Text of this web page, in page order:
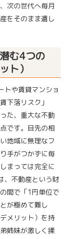
次の世代へ毎月
をそのまま遺し
む4つの
ト）
トや賃貸マンショ
下落リスク」
た、重大な不動
です。目先の相
地域に無理なフ
手がつかずに毎
まっては完全に
、不動産という財
間で「1円単位で
が極めて難し
メリット）を持
姉妹が激しく揉